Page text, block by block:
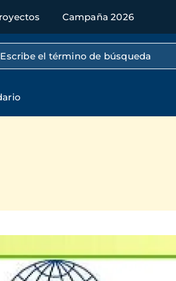
Campaña 2026
Búsqueda por texto completo